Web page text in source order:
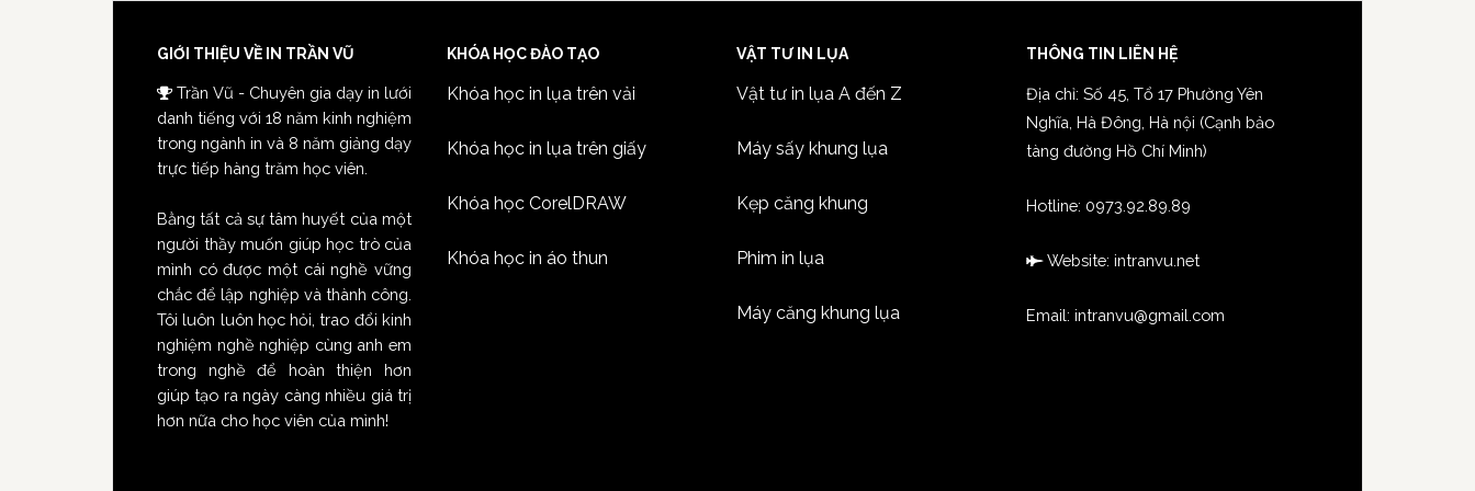
GIỚI THIỆU VỀ IN TRẦN VŨ
Trần Vũ - Chuyên gia dạy in lưới
danh tiếng với 18 năm kinh nghiệm
trong ngành in và 8 năm giảng dạy
trực tiếp hàng trăm học viên.
Bằng tất cả sự tâm huyết của một
người thầy muốn giúp học trò của
mình có được một cái nghề vững
chắc để lập nghiệp và thành công.
Tôi luôn luôn học hỏi, trao đổi kinh
nghiệm nghề nghiệp cùng anh em
trong nghề để hoàn thiện hơn
giúp tạo ra ngày càng nhiều giá trị
hơn nữa cho học viên của mình!
KHÓA HỌC ĐÀO TẠO
Khóa học in lụa trên vải
Khóa học in lụa trên giấy
Khóa học CorelDRAW
Khóa học in áo thun
VẬT TƯ IN LỤA
Vật tư in lụa A đến Z
Máy sấy khung lụa
Kẹp căng khung
Phim in lụa
Máy căng khung lụa
THÔNG TIN LIÊN HỆ
Địa chỉ: Số 45, Tổ 17 Phường Yên
Nghĩa, Hà Đông, Hà nội (Cạnh bảo
tàng đường Hồ Chí Minh)
Hotline: 0973.92.89.89
Website: intranvu.net
Email: intranvu@gmail.com